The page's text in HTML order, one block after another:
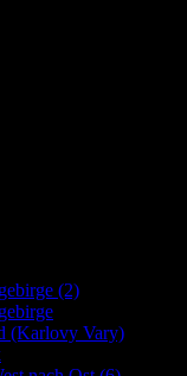
(2)
(Karlovy Vary)